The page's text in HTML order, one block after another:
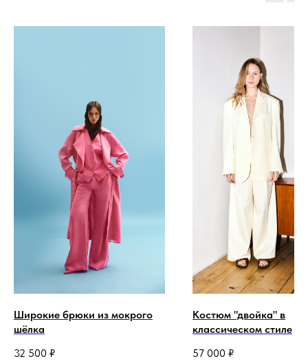
Широкие брюки из мокрого
шёлка
32 500 ₽
Костюм "двойка" в
классическом стиле
57 000 ₽